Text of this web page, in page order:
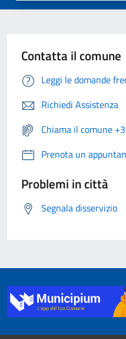
Contatta il comune
Leggi le domande
Richiedi Assistenza
Chiama il comune
Prenota un
Problemi in città
Segnala disservizio